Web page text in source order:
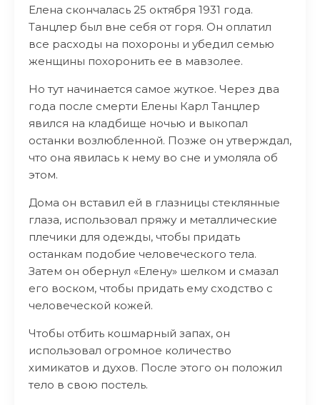
Елена скончалась 25 октября 1931 года.
Танцлер был вне себя от горя. Он оплатил
все расходы на похороны и убедил семью
женщины похоронить ее в мавзолее.
Но тут начинается самое жуткое. Через два
года после смерти Елены Карл Танцлер
явился на кладбище ночью и выкопал
останки возлюбленной. Позже он утверждал,
что она явилась к нему во сне и умоляла об
этом.
Дома он вставил ей в глазницы стеклянные
глаза, использовал пряжу и металлические
плечики для одежды, чтобы придать
останкам подобие человеческого тела.
Затем он обернул «Елену» шелком и смазал
его воском, чтобы придать ему сходство с
человеческой кожей.
Чтобы отбить кошмарный запах, он
использовал огромное количество
химикатов и духов. После этого он положил
тело в свою постель.